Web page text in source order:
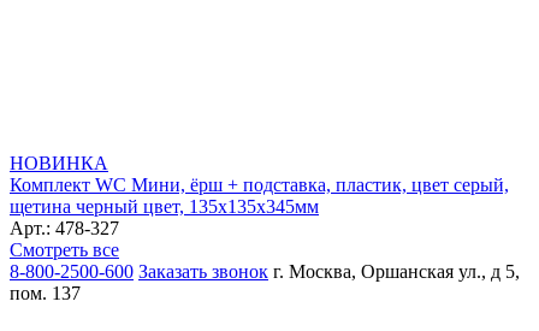
НОВИНКА
Комплект WC Мини, ёрш + подставка, пластик, цвет серый,
щетина черный цвет, 135х135х345мм
Арт.: 478-327
Смотреть все
8-800-2500-600 Заказать звонок г. Москва, Оршанская ул., д 5,
пом. 137